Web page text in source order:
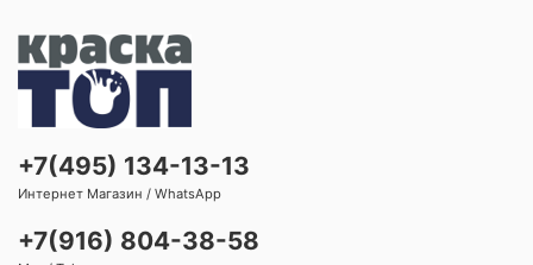
+7(495) 134-13-13
Интернет Магазин / WhatsApp
+7(916) 804-38-58